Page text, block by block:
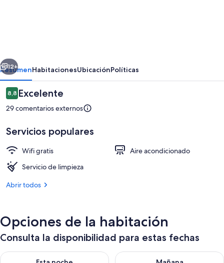
Siguiente
12+
ResumenHabitacionesUbicaciónPolíticas
Comentarios
8,88,8 de 10
Excelente
29 comentarios externos
Servicios populares
Wifi gratis
Aire acondicionado
Servicio de limpieza
Abrir todos
Opciones de la habitación
Consulta la disponibilidad para estas fechas
Consulta la disponibilidad para esta noche, ago 6 - ago 7
Consulta la disponibilidad